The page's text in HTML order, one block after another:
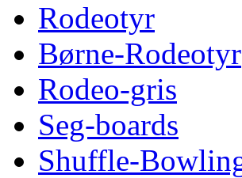
Rodeotyr
Børne-Rodeotyr
Rodeo-gris
Seg-boards
Shuffle-